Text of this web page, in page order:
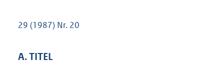
29 (1987) Nr. 20
A. TITEL